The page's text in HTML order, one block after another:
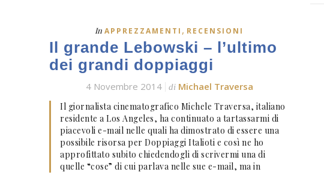
In APPREZZAMENTI , RECENSIONI
Il grande Lebowski – l’ultimo
dei grandi doppiaggi
4 Novembre 2014 di Michael Traversa
Il giornalista cinematografico Michele Traversa, italiano
residente a Los Angeles, ha continuato a tartassarmi di
piacevoli e-mail nelle quali ha dimostrato di essere una
possibile risorsa per Doppiaggi Italioti e così ne ho
approfittato subito chiedendogli di scrivermi una di
quelle “cose” di cui parlava nelle sue e-mail, ma in